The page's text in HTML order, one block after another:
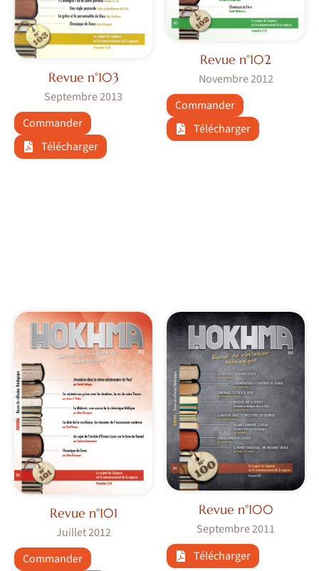
Revue n°103
Septembre 2013
Commander
Télécharger
Revue n°102
Novembre 2012
Commander
Télécharger
Revue n°101
Juillet 2012
Commander
Revue n°100
Septembre 2011
Télécharger